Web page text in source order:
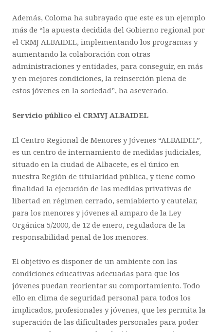
Además, Coloma ha subrayado que este es un ejemplo
más de “la apuesta decidida del Gobierno regional por
el CRMJ ALBAIDEL, implementando los programas y
aumentando la colaboración con otras
administraciones y entidades, para conseguir, en más
y en mejores condiciones, la reinserción plena de
estos jóvenes en la sociedad”, ha aseverado.
Servicio público el CRMYJ ALBAIDEL
El Centro Regional de Menores y Jóvenes “ALBAIDEL”,
es un centro de internamiento de medidas judiciales,
situado en la ciudad de Albacete, es el único en
nuestra Región de titularidad pública, y tiene como
finalidad la ejecución de las medidas privativas de
libertad en régimen cerrado, semiabierto y cautelar,
para los menores y jóvenes al amparo de la Ley
Orgánica 5/2000, de 12 de enero, reguladora de la
responsabilidad penal de los menores.
El objetivo es disponer de un ambiente con las
condiciones educativas adecuadas para que los
jóvenes puedan reorientar su comportamiento. Todo
ello en clima de seguridad personal para todos los
implicados, profesionales y jóvenes, que les permita la
superación de las dificultades personales para poder